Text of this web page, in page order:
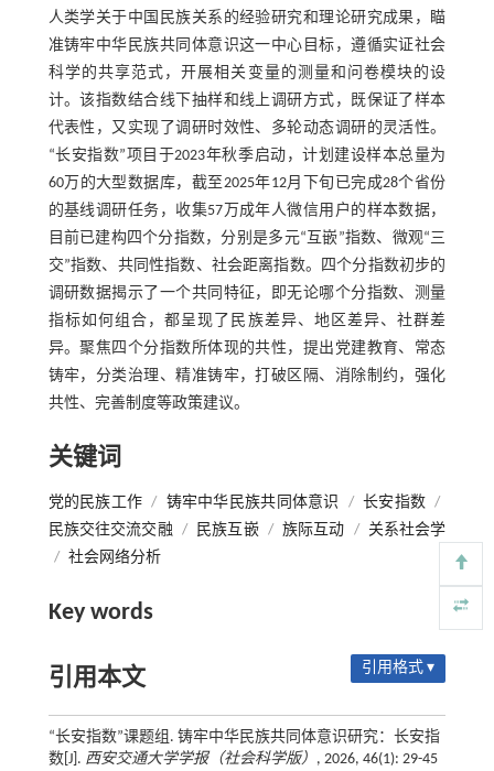
人类学关于中国民族关系的经验研究和理论研究成果，瞄
准铸牢中华民族共同体意识这一中心目标，遵循实证社会
科学的共享范式，开展相关变量的测量和问卷模块的设
计。该指数结合线下抽样和线上调研方式，既保证了样本
代表性，又实现了调研时效性、多轮动态调研的灵活性。
“长安指数”项目于2023年秋季启动，计划建设样本总量为
60万的大型数据库，截至2025年12月下旬已完成28个省份
的基线调研任务，收集57万成年人微信用户的样本数据，
目前已建构四个分指数，分别是多元“互嵌”指数、微观“三
交”指数、共同性指数、社会距离指数。四个分指数初步的
调研数据揭示了一个共同特征，即无论哪个分指数、测量
指标如何组合，都呈现了民族差异、地区差异、社群差
异。聚焦四个分指数所体现的共性，提出党建教育、常态
铸牢，分类治理、精准铸牢，打破区隔、消除制约，强化
共性、完善制度等政策建议。
关键词
党的民族工作 / 铸牢中华民族共同体意识 / 长安指数 /
民族交往交流交融 / 民族互嵌 / 族际互动 /
关系社会学
/ 社会网络分析
Key words
引用本文 引用格式 ▾
“长安指数”课题组. 铸牢中华民族共同体意识研究：长安指
数[J]. 西安交通大学学报（社会科学版） , 2026, 46(1): 29-45